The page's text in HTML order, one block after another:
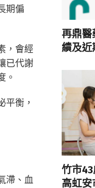
期偏
，會經
已代謝
。
平衡，
滯、血
再鼎醫
績及近
竹市43
高虹